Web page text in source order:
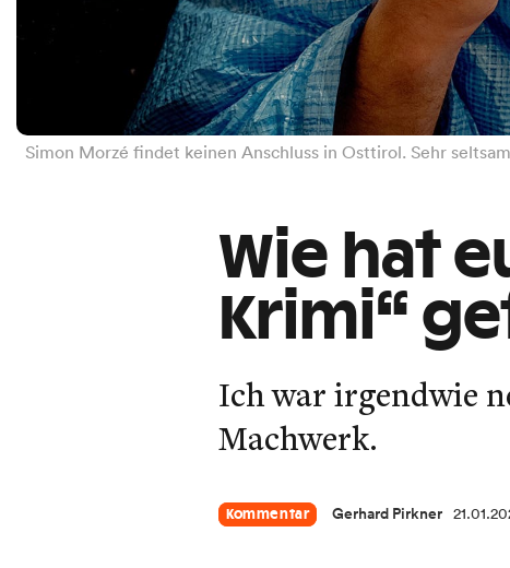
Simon Morzé findet keinen Anschluss in Osttirol. Sehr
Wie hat
Krimi“
Ich war irgendwie
Machwerk.
Kommentar Gerhard Pirkner